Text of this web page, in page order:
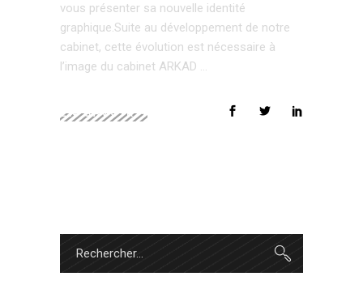
vous présenter sa nouvelle identité
graphique.Suite au développement de notre
cabinet, cette évolution est nécessaire à
l’image du cabinet ARKAD
EN SAVOIR +